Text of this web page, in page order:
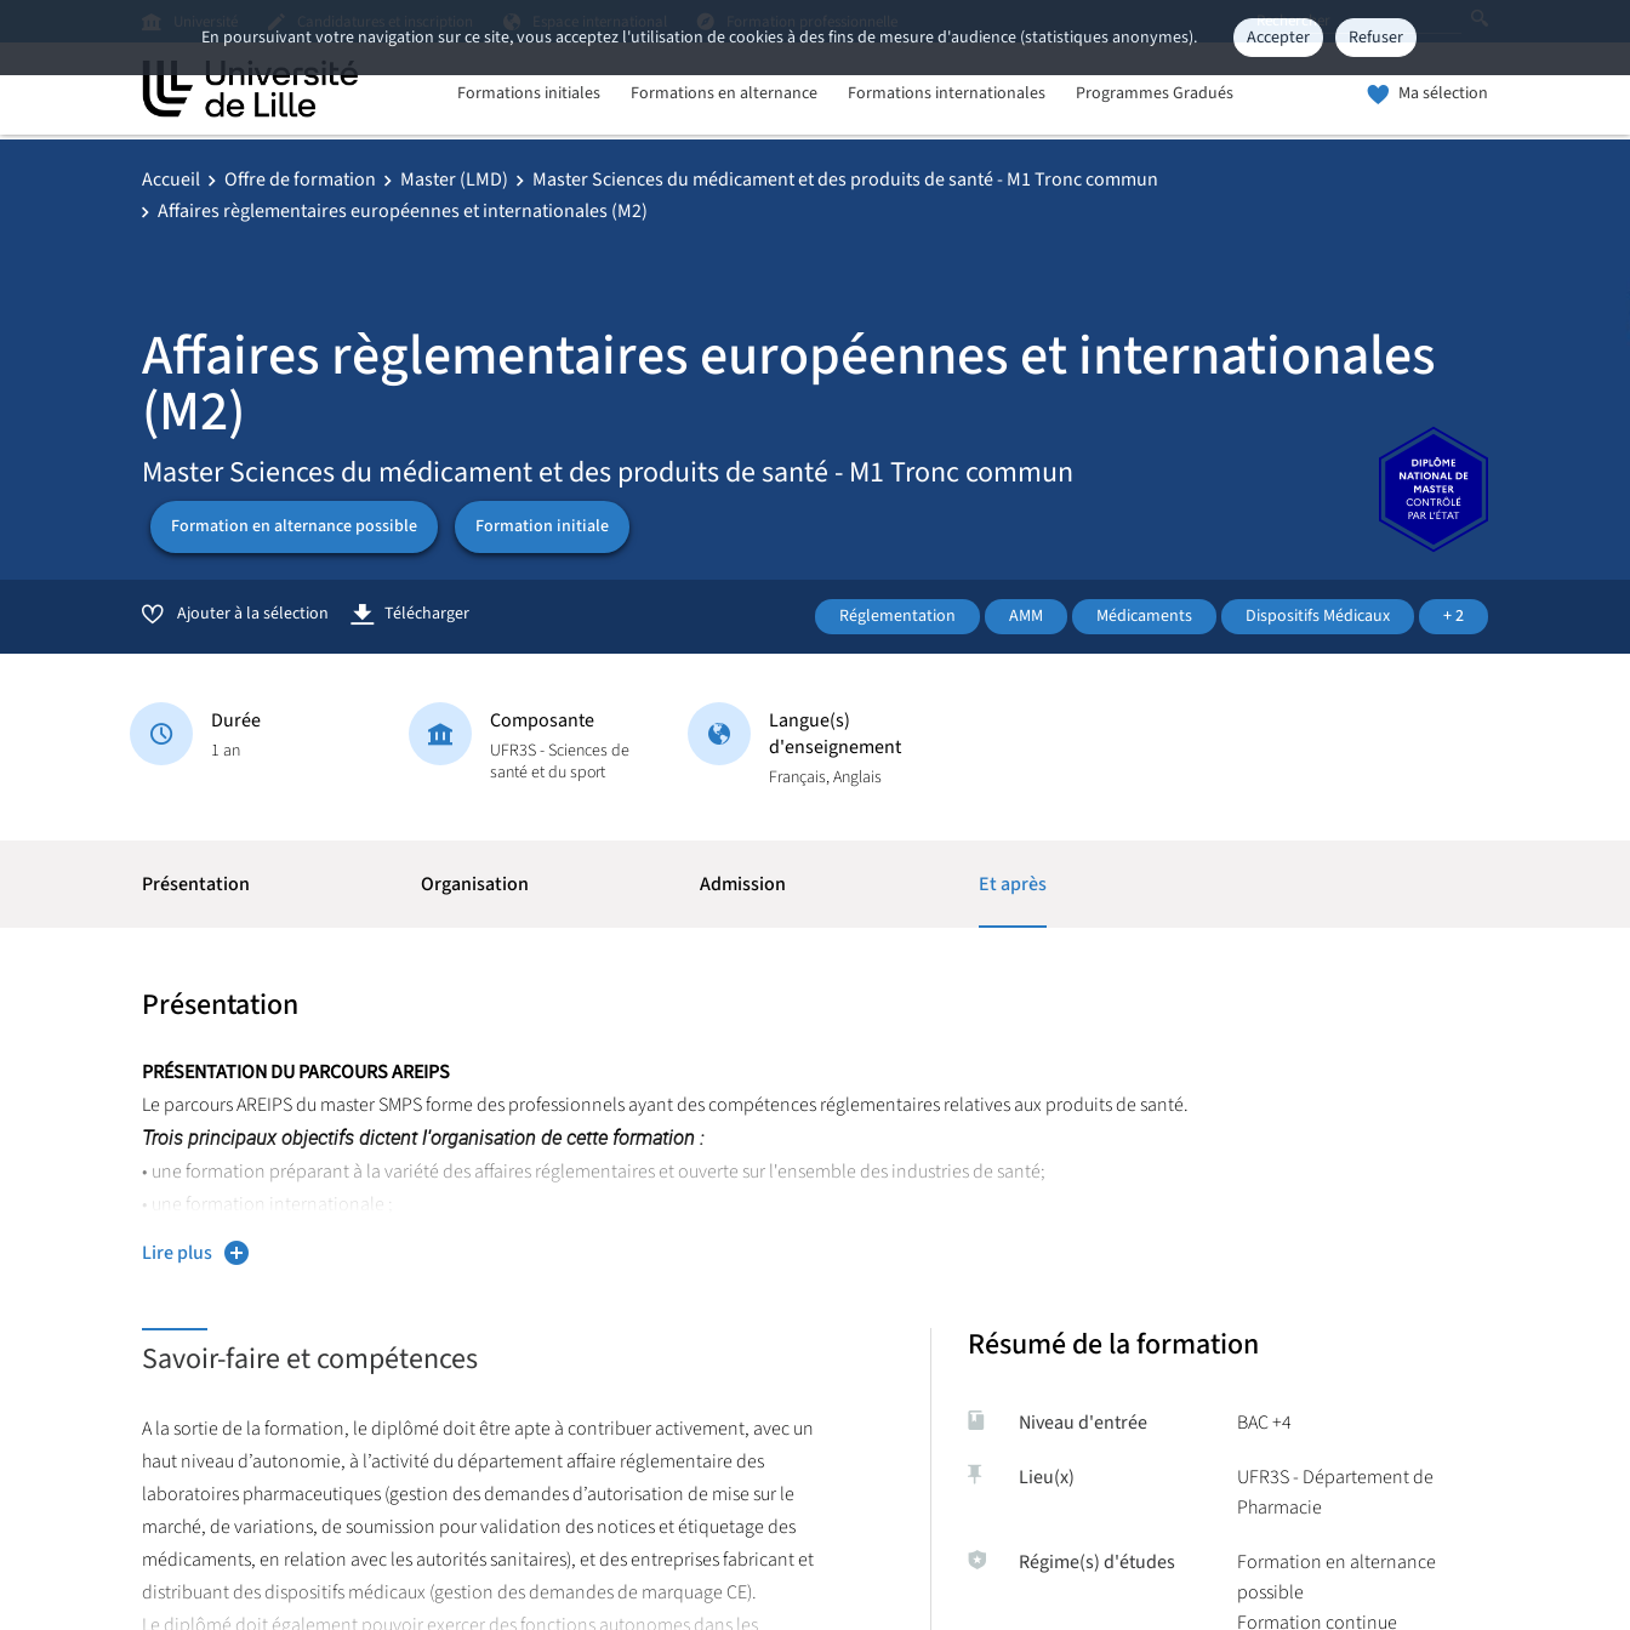
En poursuivant votre navigation sur ce site, vous acceptez l'utilisation de cookies à des fins de mesure d'audience (statistiques anonymes). Accepter Refuser
Formations initiales Formations en alternance Formations internationales Programmes Gradués Ma sélection
Accueil Offre de formation Master (LMD)
Master Sciences du médicament et des produits de santé - M1 Tronc commun
Affaires règlementaires européennes et internationales (M2)
Affaires règlementaires européennes et internationales
(M2)
Master Sciences du médicament et des produits de santé - M1 Tronc commun
Formation en alternance possible Formation initiale
Ajouter à la sélection Télécharger Réglementation AMM Médicaments Dispositifs Médicaux + 2
Durée
1 an
Composante
UFR3S - Sciences de
santé et du sport
Langue(s)
d'enseignement
Français, Anglais
Présentation Organisation Admission Et après
Présentation
PRÉSENTATION DU PARCOURS AREIPS
Le parcours AREIPS du master SMPS forme des professionnels ayant des compétences réglementaires relatives aux produits de santé.
Trois principaux objectifs dictent l'organisation de cette formation :
• une formation préparant à la variété des affaires réglementaires et ouverte sur l'ensemble des industries de santé;
• une formation internationale ;
• et une formation directement professionnalisante.
Lire plus
Savoir-faire et compétences
A la sortie de la formation, le diplômé doit être apte à contribuer activement, avec un
haut niveau d’autonomie, à l’activité du département affaire réglementaire des
laboratoires pharmaceutiques (gestion des demandes d’autorisation de mise sur le
marché, de variations, de soumission pour validation des notices et étiquetage des
médicaments, en relation avec les autorités sanitaires), et des entreprises fabricant et
distribuant des dispositifs médicaux (gestion des demandes de marquage CE).
Résumé de la formation
Niveau d'entrée BAC +4
Lieu(x)
UFR3S - Département de
Pharmacie
Régime(s) d'études
Formation en alternance
possible
Formation continue